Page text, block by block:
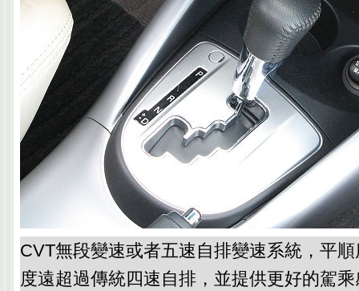
CVT無段變速或者五速自排變速系統，平
度遠超過傳統四速自排，並提供更好的駕